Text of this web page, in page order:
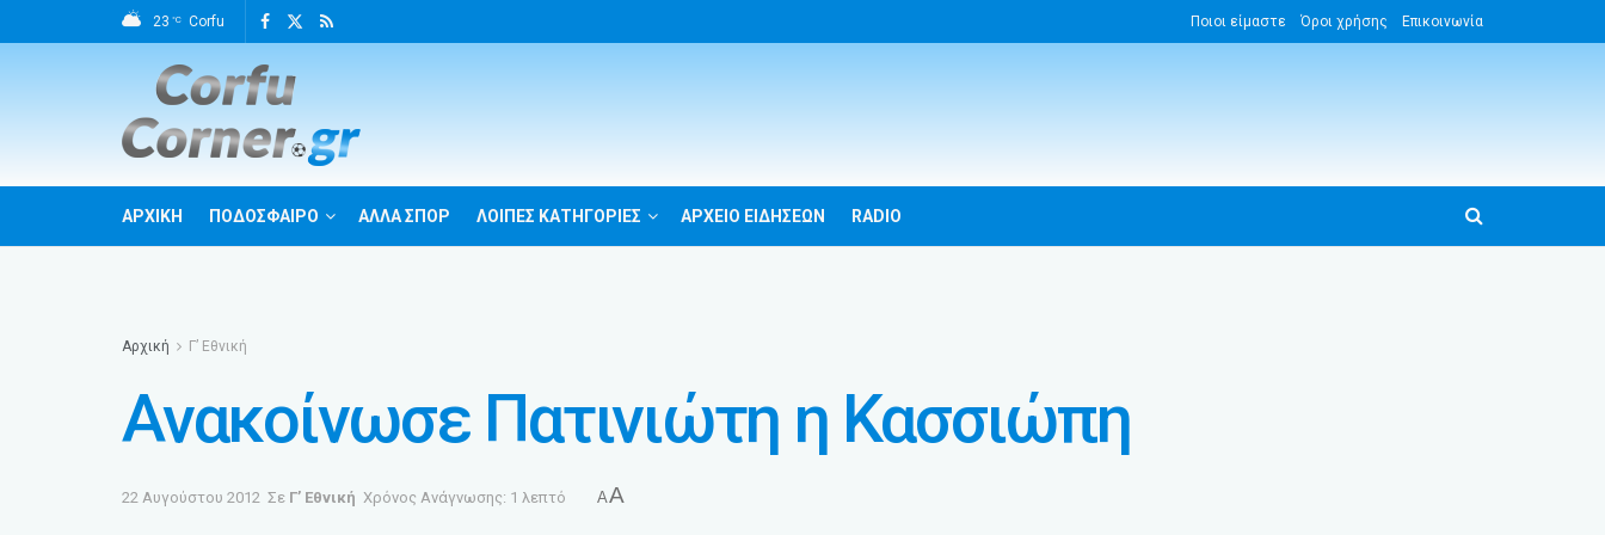
23 °C Corfu Ποιοι είμαστε Όροι χρήσης Επικοινωνία
ΑΡΧΙΚΗ ΠΟΔΟΣΦΑΙΡΟ ΑΛΛΑ ΣΠΟΡ ΛΟΙΠΕΣ ΚΑΤΗΓΟΡΙΕΣ ΑΡΧΕΙΟ ΕΙΔΗΣΕΩΝ RADIO
Αρχική Γ’ Εθνική
Ανακοίνωσε Πατινιώτη η Κασσιώπη
22 Αυγούστου 2012 Σε Γ’ Εθνική Χρόνος Ανάγνωσης: 1 λεπτό AA